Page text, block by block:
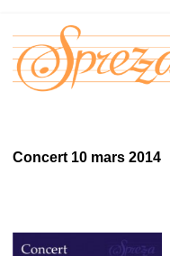
Concert 10 mars 2014